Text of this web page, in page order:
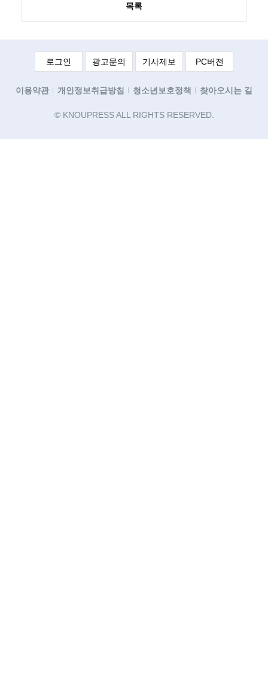
목록
로그인 광고문의 기사제보 PC버전
이용약관 개인정보취급방침 청소년보호정책 찾아오시는 길
© KNOUPRESS ALL RIGHTS RESERVED.